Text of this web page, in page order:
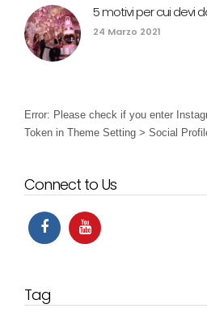
5 motivi per cui devi
24 Marzo 2021
Error: Please check if you enter
Token in Theme Setting > Social
Connect to Us
Tag